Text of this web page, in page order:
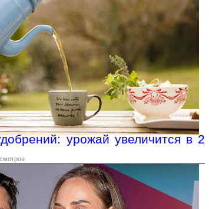
урожай увеличится в 2